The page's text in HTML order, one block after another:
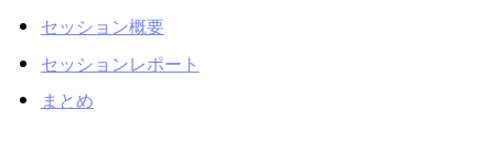
セッション概要
セッションレポート
まとめ